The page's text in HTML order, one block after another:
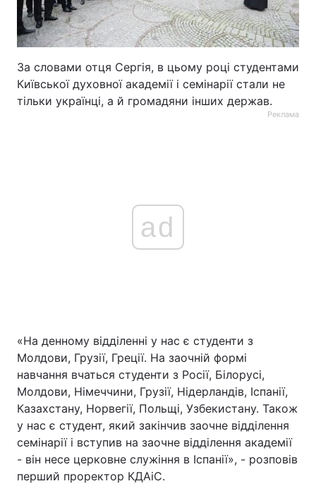
За словами отця Сергія, в цьому році студентами
Київської духовної академії і семінарії стали не
тільки українці, а й громадяни інших держав.
Реклама
ad
«На денному відділенні у нас є студенти з
Молдови, Грузії, Греції. На заочній формі
навчання вчаться студенти з Росії, Білорусі,
Молдови, Німеччини, Грузії, Нідерландів, Іспанії,
Казахстану, Норвегії, Польщі, Узбекистану. Також
у нас є студент, який закінчив заочне відділення
семінарії і вступив на заочне відділення академії
- він несе церковне служіння в Іспанії», - розповів
перший проректор КДАіС.